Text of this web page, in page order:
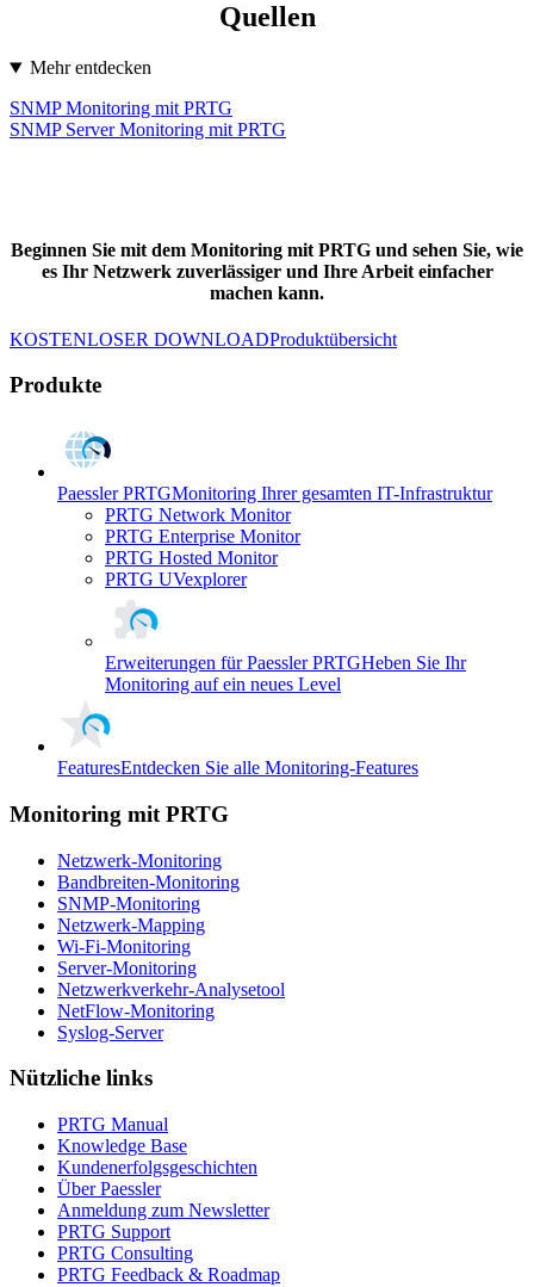
Quellen
Mehr entdecken
SNMP Monitoring mit PRTG
SNMP Server Monitoring mit PRTG
Beginnen Sie mit dem Monitoring mit PRTG und sehen Sie, wie
es Ihr Netzwerk zuverlässiger und Ihre Arbeit einfacher
machen kann.
KOSTENLOSER DOWNLOADProduktübersicht
Produkte
Paessler PRTGMonitoring Ihrer gesamten IT-Infrastruktur
PRTG Network Monitor
PRTG Enterprise Monitor
PRTG Hosted Monitor
PRTG UVexplorer
Erweiterungen für Paessler PRTGHeben Sie Ihr
Monitoring auf ein neues Level
FeaturesEntdecken Sie alle Monitoring-Features
Monitoring mit PRTG
Netzwerk-Monitoring
Bandbreiten-Monitoring
SNMP-Monitoring
Netzwerk-Mapping
Wi-Fi-Monitoring
Server-Monitoring
Netzwerkverkehr-Analysetool
NetFlow-Monitoring
Syslog-Server
Nützliche links
PRTG Manual
Knowledge Base
Kundenerfolgsgeschichten
Über Paessler
Anmeldung zum Newsletter
PRTG Support
PRTG Consulting
PRTG Feedback & Roadmap